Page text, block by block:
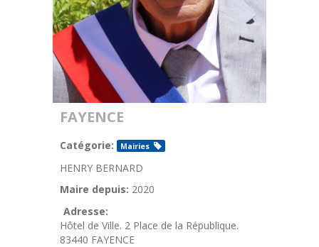
FAYENCE
Catégorie: Mairies
HENRY BERNARD
Maire depuis: 2020
Adresse:
Hôtel de Ville. 2 Place de la République.
83440 FAYENCE